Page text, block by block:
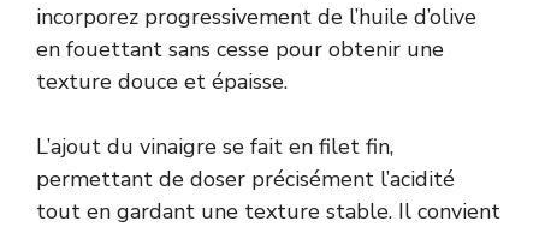
incorporez progressivement de l’huile d’olive
en fouettant sans cesse pour obtenir une
texture douce et épaisse.
L’ajout du vinaigre se fait en filet fin,
permettant de doser précisément l’acidité
tout en gardant une texture stable. Il convient